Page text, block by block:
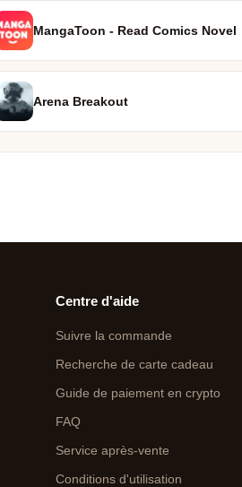
MangaToon - Read Comics Novel
Arena Breakout
Centre d'aide
Suivre la commande
Recherche de carte cadeau
Guide de paiement en crypto
FAQ
Service après-vente
Conditions d'utilisation